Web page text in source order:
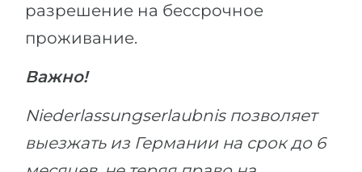
разрешение на бессрочное
проживание.
Важно!
Niederlassungserlaubnis позволяет
выезжать из Германии на срок до 6